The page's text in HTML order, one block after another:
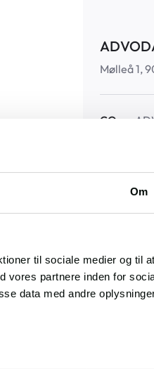
Om
til sociale medier og til
vores partnere inden for
data med andre
Mølleå 1,
CO
Jr. nr